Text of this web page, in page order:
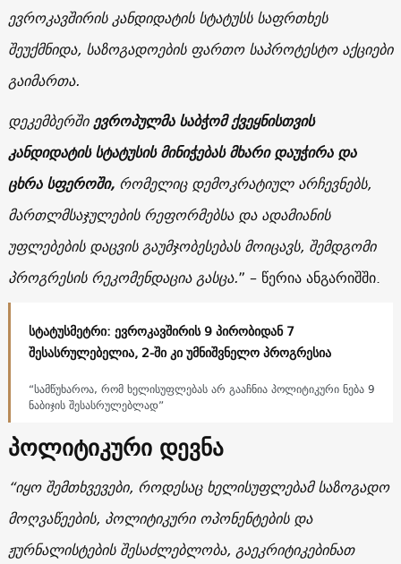
ევროკავშირის კანდიდატის სტატუსს საფრთხეს
შეუქმნიდა, საზოგადოების ფართო საპროტესტო აქციები
გაიმართა.
დეკემბერშიევროპულმა საბჭომ ქვეყნისთვის
კანდიდატის სტატუსის მინიჭებას მხარი დაუჭირა და
ცხრა სფეროში,რომელიც დემოკრატიულ არჩევნებს,
მართლმსაჯულების რეფორმებსა და ადამიანის
უფლებების დაცვის გაუმჯობესებას მოიცავს, შემდგომი
პროგრესის რეკომენდაცია გასცა.” – წერია ანგარიშში.
სტატუსმეტრი: ევროკავშირის 9 პირობიდან 7
შესასრულებელია, 2-ში კი უმნიშვნელო პროგრესია
“სამწუხაროა, რომ ხელისუფლებას არ გააჩნია პოლიტიკური ნება 9
ნაბიჯის შესასრულებლად”
პოლიტიკური დევნა
“იყო შემთხვევები, როდესაც ხელისუფლებამ საზოგადო
მოღვაწეების, პოლიტიკური ოპონენტების და
ჟურნალისტების შესაძლებლობა, გაეკრიტიკებინათ